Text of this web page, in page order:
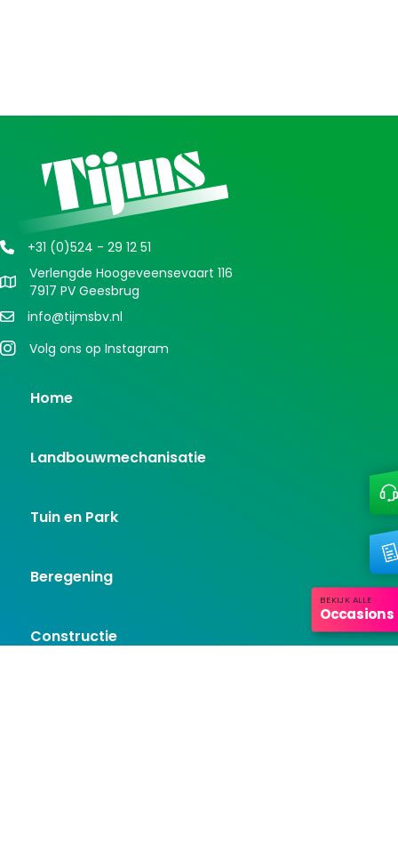
BEKIJK ALLE
Occasions
+31 (0)524 - 29 12 51
Verlengde Hoogeveensevaart 116
7917 PV Geesbrug
info@tijmsbv.nl
Volg ons op Instagram
Home
Landbouwmechanisatie
Tuin en Park
Beregening
Constructie